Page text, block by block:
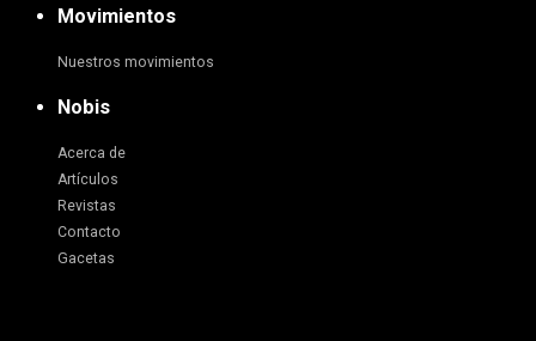
Movimientos
Nuestros movimientos
Nobis
Acerca de
Artículos
Revistas
Contacto
Gacetas